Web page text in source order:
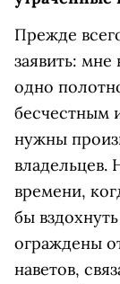
Прежде
заявить:
одно
бесчестным
нужны
владельцев.
времени,
бы
ограждены
наветов,